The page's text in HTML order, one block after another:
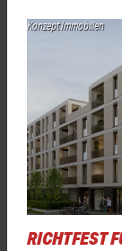
Konzept Immobilien
RICHTFEST